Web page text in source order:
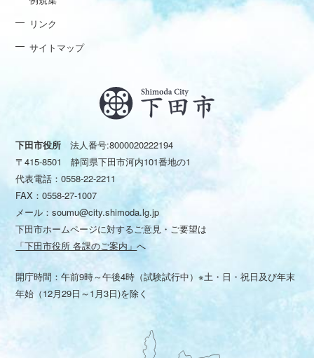
リンク
サイトマップ
下田市役所 法人番号:8000020222194
〒415-8501 静岡県下田市河内101番地の1
代表電話：0558-22-2211
FAX：0558-27-1007
メール：soumu@city.shimoda.lg.jp
下田市ホームページに対するご意見・ご要望は
「下田市役所 各課のご案内」へ
開庁時間：午前9時～午後4時（試験試行中）※土・日・祝日及び年末
年始（12月29日～1月3日)を除く